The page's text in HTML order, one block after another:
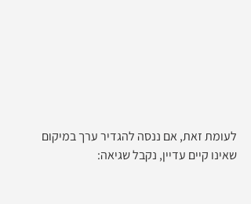
לעומת זאת, אם ננסה להגדיר ערך במיקום
שאינו קיים עדיין, נקבל שגיאה: